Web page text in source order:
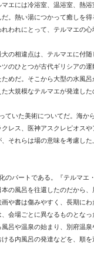
マエには冷浴室、温浴室、熱
。熱い湯につかって癒しを
われにとって、テルマエの心
の相違点は、テルマエに付
のひとつが古代ギリシアの
めだ。そこから大型の水風
大規模なテルマエが発達した
ていた美術についてだ。海か
レス、医神アスクレピオス
それらは場の意味を考慮し
のパートである。『テルマエ
の風呂を往還したのだから
や書は傷みやすく、長期に
会場ごとに異なるものとな
呂や温泉の始まり、別府温
る内風呂の発達などを、順